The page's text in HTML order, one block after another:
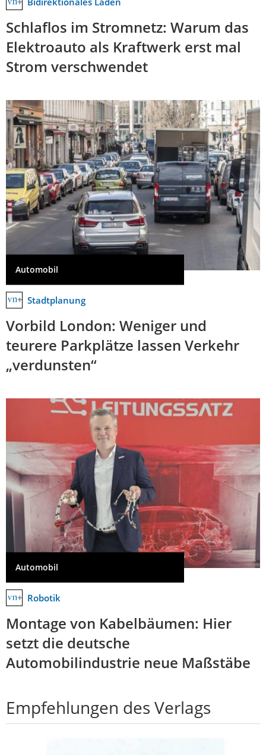
Schlaflos im Stromnetz: Warum das
Elektroauto als Kraftwerk erst mal
Strom verschwendet
Automobil
Stadtplanung
Vorbild London: Weniger und
teurere Parkplätze lassen Verkehr
„verdunsten“
Automobil
Robotik
Montage von Kabelbäumen: Hier
setzt die deutsche
Automobilindustrie neue Maßstäbe
Empfehlungen des Verlags